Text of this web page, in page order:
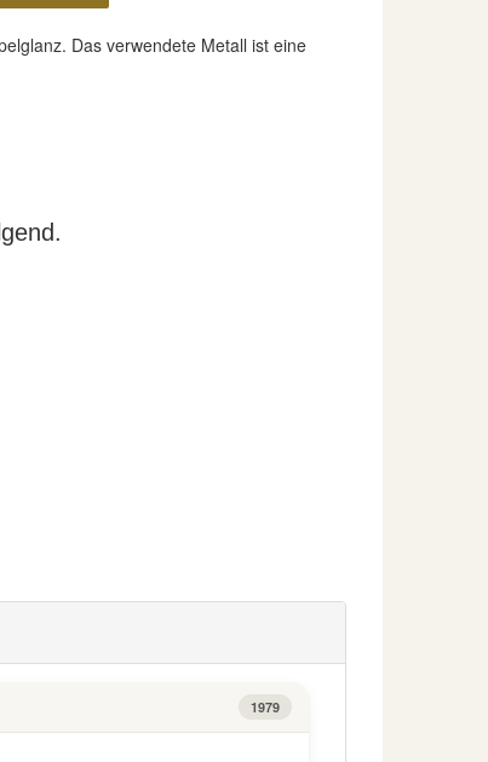
Das verwendete Metall ist eine
1979